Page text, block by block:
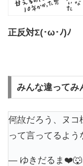
正反対Σ(･ω･ﾉ)ﾉ
みんな違ってみ
何故だろう、ヌコ
って言ってるよ
— ゆきだるま❤️🐺